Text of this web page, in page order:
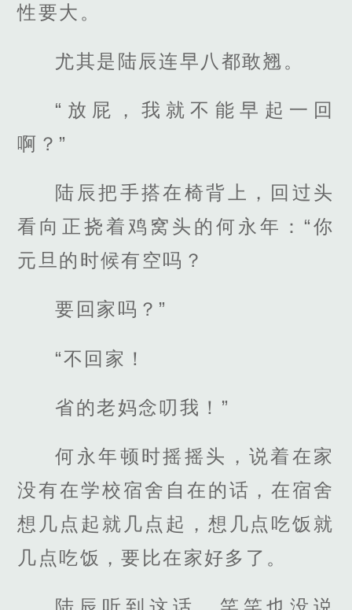
性要大。
尤其是陆辰连早八都敢翘。
“放屁，我就不能早起一回
啊？”
陆辰把手搭在椅背上，回过头
看向正挠着鸡窝头的何永年：“你
元旦的时候有空吗？
要回家吗？”
“不回家！
省的老妈念叨我！”
何永年顿时摇摇头，说着在家
没有在学校宿舍自在的话，在宿舍
想几点起就几点起，想几点吃饭就
几点吃饭，要比在家好多了。